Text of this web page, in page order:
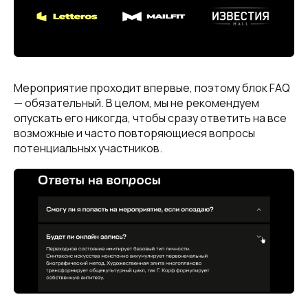
Мероприятие проходит впервые, поэтому блок FAQ
— обязательный. В целом, мы не рекомендуем
опускать его никогда, чтобы сразу ответить на все
возможные и часто повторяющиеся вопросы
потенциальных участников.